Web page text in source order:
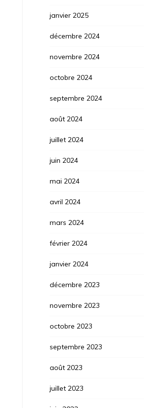
janvier 2025
décembre 2024
novembre 2024
octobre 2024
septembre 2024
août 2024
juillet 2024
juin 2024
mai 2024
avril 2024
mars 2024
février 2024
janvier 2024
décembre 2023
novembre 2023
octobre 2023
septembre 2023
août 2023
juillet 2023